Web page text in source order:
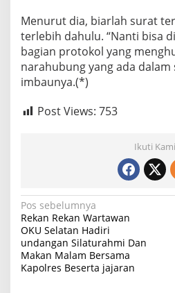
Menurut dia, biarlah surat
terlebih dahulu. “Nanti bisa
bagian protokol yang
narahubung yang ada
imbaunya.(*)
Post Views: 753
Ikuti Kami
N
a
v
i
Pos sebelumnya
Rekan Rekan Wartawan
OKU Selatan Hadiri
undangan Silaturahmi Dan
Makan Malam Bersama
Kapolres Beserta jajaran